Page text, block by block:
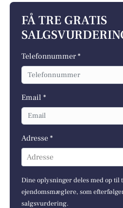
FÅ TRE GRATIS
Telefonnummer *
Email *
Adresse *
Adresse
Dine oplysninger deles med op til
ejendomsmæglere, som
salgsvurdering.